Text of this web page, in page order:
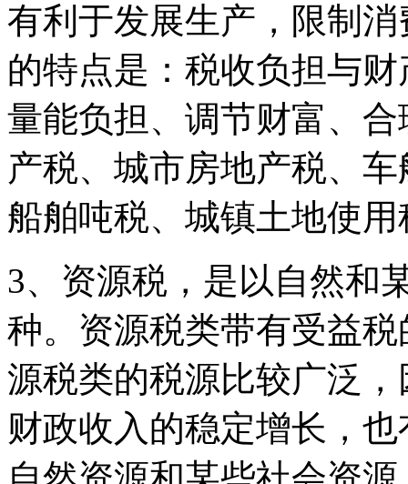
有利于发展生产，限制
的特点是：税收负担与
量能负担、调节财富、
产税、城市房地产税、
船舶吨税、城镇土地使
3、资源税，是以自然和
种。资源税类带有受益
源税类的税源比较广泛
财政收入的稳定增长，